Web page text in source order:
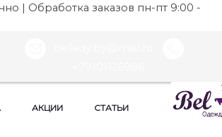
| Обработка заказов пн-пт 9:00 -
АКЦИИ СТАТЬИ